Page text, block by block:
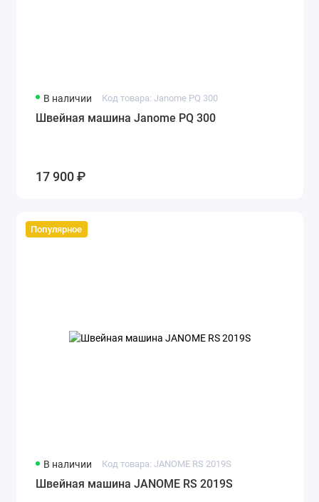
В наличии Код товара: Janome PQ 300
Швейная машина Janome PQ 300
17 900 ₽
Популярное
В наличии Код товара: JANOME RS 2019S
Швейная машина JANOME RS 2019S